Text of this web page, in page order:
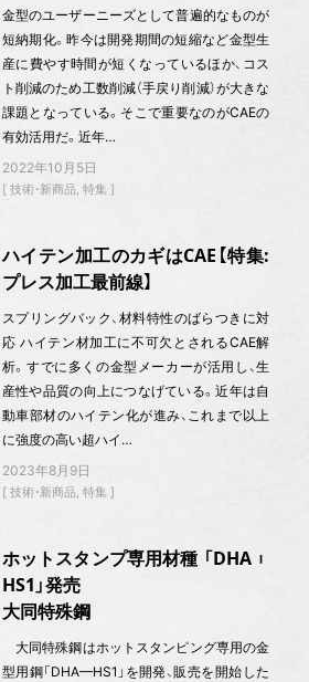
金型のユーザーニーズとして普遍的なものが
短納期化。昨今は開発期間の短縮など金型生
産に費やす時間が短くなっているほか、コス
ト削減のため工数削減（手戻り削減）が大きな
課題となっている。そこで重要なのがCAEの
有効活用だ。近年…
2022年10月5日
技術・新商品 特集
ハイテン加工のカギはCAE【特集:
プレス加工最前線】
スプリングバック、材料特性のばらつきに対
応 ハイテン材加工に不可欠とされるCAE解
析。すでに多くの金型メーカーが活用し、生
産性や品質の向上につなげている。近年は自
動車部材のハイテン化が進み、これまで以上
に強度の高い超ハイ…
2023年8月9日
技術・新商品 特集
ホットスタンプ専用材種 「DHA︲
HS1」発売
大同特殊鋼
大同特殊鋼はホットスタンピング専用の金
型用鋼「DHA—HS1」を開発、販売を開始した